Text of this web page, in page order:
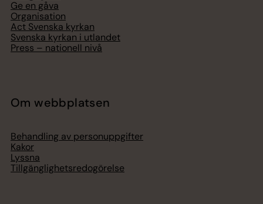
Ge en gåva
Organisation
Act Svenska kyrkan
Svenska kyrkan i utlandet
Press – nationell nivå
Om webbplatsen
Behandling av personuppgifter
Kakor
Lyssna
Tillgänglighetsredogörelse